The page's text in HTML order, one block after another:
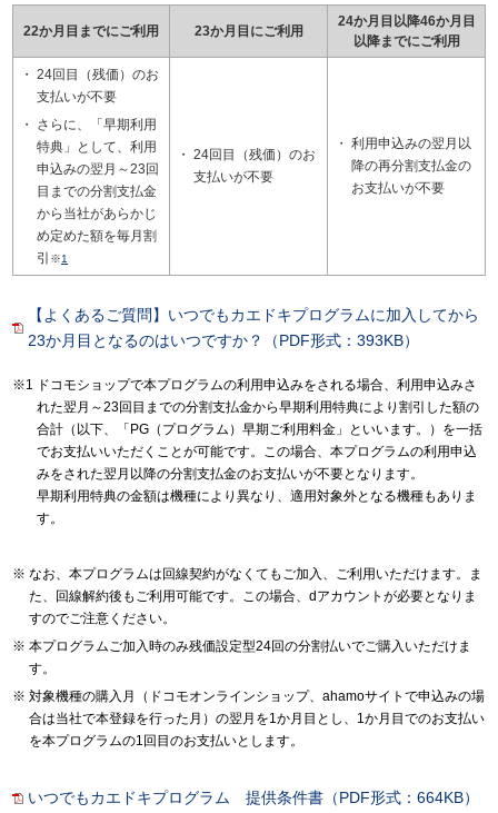
22か月目までにご利用 23か月目にご利用
24か月目以降46か月目
以降までにご利用
24回目（残価）のお
支払いが不要
さらに、「早期利用
特典」として、利用
申込みの翌月～23回
目までの分割支払金
から当社があらかじ
め定めた額を毎月割
引
※1
24回目（残価）のお
支払いが不要
利用申込みの翌月以
降の再分割支払金の
お支払いが不要
【よくあるご質問】いつでもカエドキプログラムに加入してから
23か月目となるのはいつですか？（PDF形式：393KB）
ドコモショップで本プログラムの利用申込みをされる場合、利用申込みさ
れた翌月～23回目までの分割支払金から早期利用特典により割引した額の
合計（以下、「PG（プログラム）早期ご利用料金」といいます。）を一括
でお支払いいただくことが可能です。この場合、本プログラムの利用申込
みをされた翌月以降の分割支払金のお支払いが不要となります。
早期利用特典の金額は機種により異なり、適用対象外となる機種もありま
す。
なお、本プログラムは回線契約がなくてもご加入、ご利用いただけます。ま
た、回線解約後もご利用可能です。この場合、dアカウントが必要となりま
すのでご注意ください。
本プログラムご加入時のみ残価設定型24回の分割払いでご購入いただけま
す。
対象機種の購入月（ドコモオンラインショップ、ahamoサイトで申込みの場
合は当社で本登録を行った月）の翌月を1か月目とし、1か月目でのお支払い
を本プログラムの1回目のお支払いとします。
いつでもカエドキプログラム 提供条件書（PDF形式：664KB）